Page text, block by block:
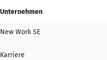
Unternehmen
New Work SE
Karriere